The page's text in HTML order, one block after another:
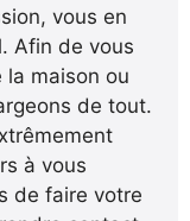
vous en
Afin de vous
la maison ou
de tout.
à vous
de faire votre